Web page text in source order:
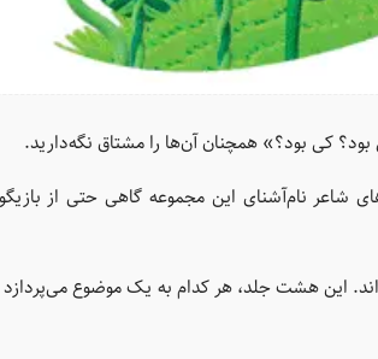
کی بود؟» همچنان آن‌ها را مشتاق نگه‌دارید.
نام‌آشنای این مجموعه گاهی حتی از
این هشت جلد، هر کدام به یک موضوع